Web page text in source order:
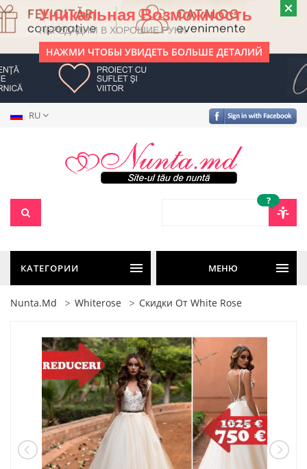
Уникальная Возможность
ПЕРЕДАДИМ В ХОРОШИЕ РУКИ
НАЖМИ ЧТОБЫ УВИДЕТЬ БОЛЬШЕ ДЕТАЛИЙ
RU
?
КАТЕГОРИИ МЕНЮ
Nunta.md Whiterose Скидки От White Rose